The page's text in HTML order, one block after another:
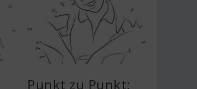
Punkt zu Punkt: